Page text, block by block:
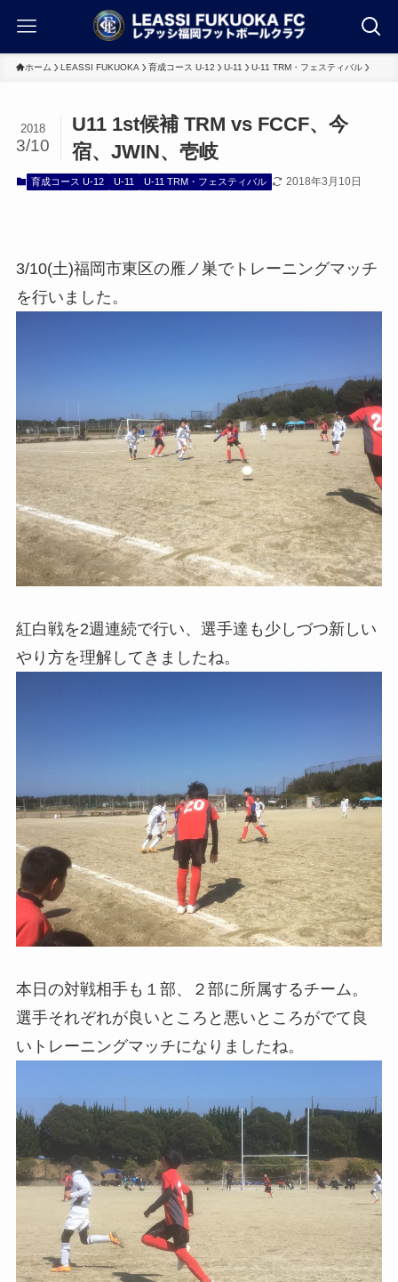
ホーム LEASSI FUKUOKA 育成コース U-12 U-11 U-11 TRM・フェスティバル
U11 1st候補 TRM vs FCCF、今
宿、JWIN、壱岐
2018
3/10
育成コース U-12 U-11 U-11 TRM・フェスティバル 2018年3月10日
3/10(土)福岡市東区の雁ノ巣でトレーニングマッチ
を行いました。
紅白戦を2週連続で行い、選手達も少しづつ新しい
やり方を理解してきましたね。
本日の対戦相手も１部、２部に所属するチーム。
選手それぞれが良いところと悪いところがでて良
いトレーニングマッチになりましたね。